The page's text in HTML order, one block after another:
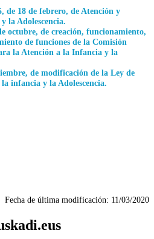
de 18 de febrero, de Atención y
la Adolescencia.
octubre, de creación, funcionamiento,
de funciones de la Comisión
la Atención a la Infancia y la
de modificación de la Ley de
infancia y la Adolescencia.
Fecha de última modificación: 11/03/2020